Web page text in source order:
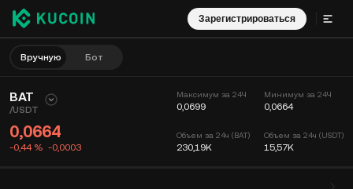
Зарегистрироваться
Вручную Бот
BAT
/USDT
0,0664
-0,44 % -0,0003
Максимум за 24Ч
0,0699
Объем за 24ч (BAT)
230,19K
Минимум за 24Ч
0,0664
Объем за 24ч (USDT)
15,57K
Сделки